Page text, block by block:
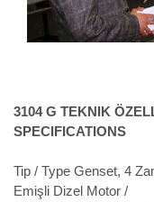
3104 G TEKNIK
SPECIFICATIONS
Tip / Type Genset, 4
Emişli Dizel Motor /